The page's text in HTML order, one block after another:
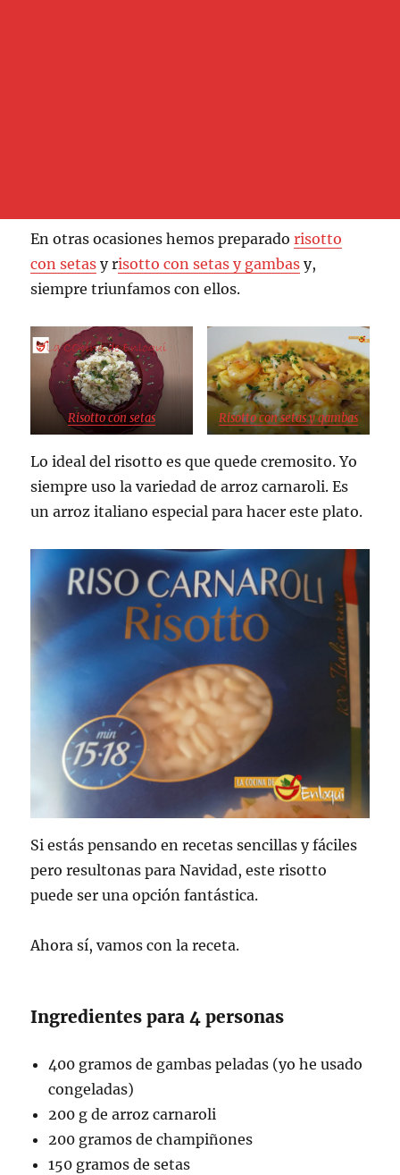
En otras ocasiones hemos preparadorisotto
con setas y risotto con setas y gambas y,
siempre triunfamos con ellos.
Risotto con setas Risotto con setas y gambas
Lo ideal del risotto es que quede cremosito. Yo
siempre uso la variedad de arroz carnaroli. Es
un arroz italiano especial para hacer este plato.
Si estás pensando en recetas sencillas y fáciles
pero resultonas para Navidad, este risotto
puede ser una opción fantástica.
Ahora sí, vamos con la receta.
Ingredientes para 4 personas
400 gramos de gambas peladas (yo he usado
congeladas)
200 g de arroz carnaroli
200 gramos de champiñones
150 gramos de setas